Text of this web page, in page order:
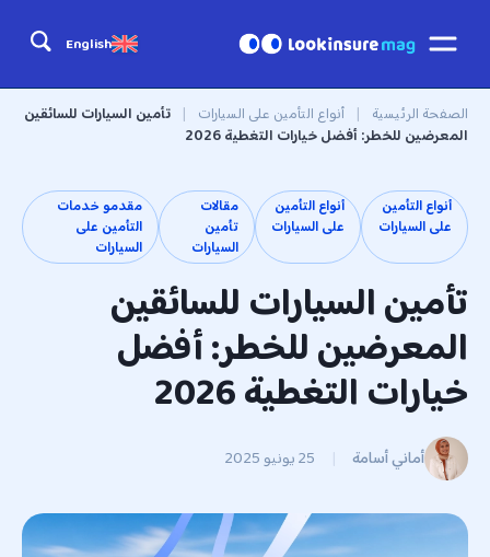
English
الصفحة الرئيسية | أنواع التأمين على السيارات | تأمين السيارات للسائقين
المعرضين للخطر: أفضل خيارات التغطية 2026
أنواع التأمين
على السيارات
أنواع التأمين
على السيارات
مقالات
تأمين
السيارات
مقدمو خدمات
التأمين على
السيارات
تأمين السيارات للسائقين
المعرضين للخطر: أفضل
خيارات التغطية 2026
أماني أسامة | 25 يونيو 2025